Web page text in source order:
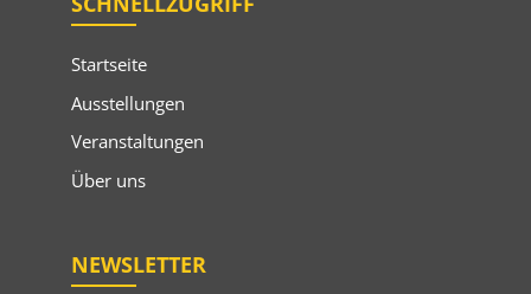
Startseite
Ausstellungen
Veranstaltungen
Über uns
NEWSLETTER